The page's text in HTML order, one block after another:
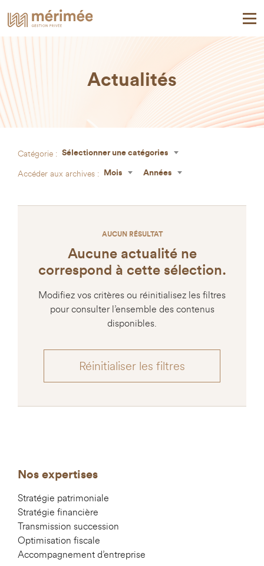
Actualités
Catégorie : Sélectionner une catégories
Accéder aux archives : Mois Années
AUCUN RÉSULTAT
Aucune actualité ne
correspond à cette sélection.
Modifiez vos critères ou réinitialisez les filtres
pour consulter l’ensemble des contenus
disponibles.
Réinitialiser les filtres
Nos expertises
Stratégie patrimoniale
Stratégie financière
Transmission succession
Optimisation fiscale
Accompagnement d’entreprise